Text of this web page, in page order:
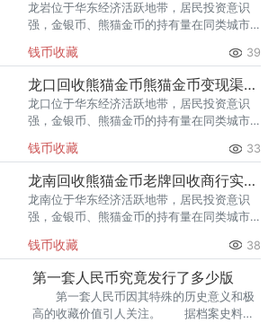
龙岩位于华东经济活跃地带，居民投资意识
强，金银币、熊猫金币的持有量在同类城市
熊猫金币的需求就明显升温，但鱼龙混杂的
回收渠道里，能精准识别版别溢
钱币收藏 39
龙口回收熊猫金币熊猫金币变现渠道指南
龙口位于华东经济活跃地带，居民投资意识
强，金银币、熊猫金币的持有量在同类城市
熊猫金币的需求就明显升温，但鱼龙混杂的
回收渠道里，能精准识别版别溢
钱币收藏 33
龙南回收熊猫金币老牌回收商行实力盘点
龙南位于华东经济活跃地带，居民投资意识
强，金银币、熊猫金币的持有量在同类城市
熊猫金币的需求就明显升温，但鱼龙混杂的
回收渠道里，能精准识别版别溢
钱币收藏 38
第一套人民币究竟发行了多少版
第一套人民币因其特殊的历史意义和极
高的收藏价值引人关注。 据档案史料，